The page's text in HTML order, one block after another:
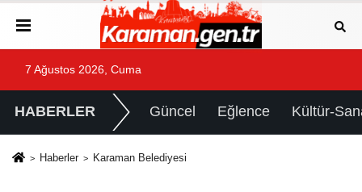
7 Ağustos 2026, Cuma
HABERLER Güncel Eğlence Kültür-
Haberler Karaman Belediyesi